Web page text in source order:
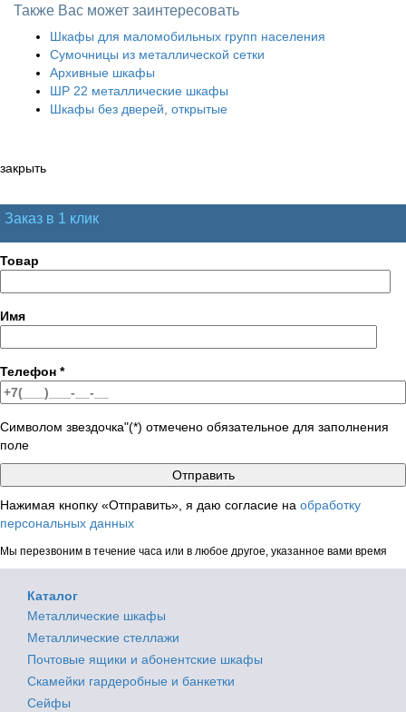
Также Вас может заинтересовать
Шкафы для маломобильных групп населения
Сумочницы из металлической сетки
Архивные шкафы
ШР 22 металлические шкафы
Шкафы без дверей, открытые
закрыть
Заказ в 1 клик
Товар
Имя
Телефон *
Символом звездочка"(*) отмечено обязательное для заполнения
поле
Нажимая кнопку «Отправить», я даю согласие на обработку
персональных данных
Мы перезвоним в течение часа или в любое другое, указанное вами время
Каталог
Металлические шкафы
Металлические стеллажи
Почтовые ящики и абонентские шкафы
Скамейки гардеробные и банкетки
Сейфы